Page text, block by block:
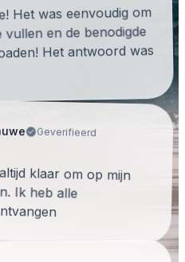
Het was eenvoudig om
en de benodigde
Het antwoord was
Geverifieerd
klaar om op mijn
Ik heb alle